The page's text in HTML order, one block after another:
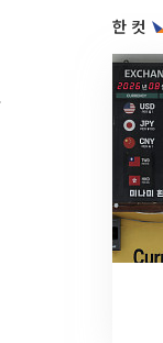
한 컷